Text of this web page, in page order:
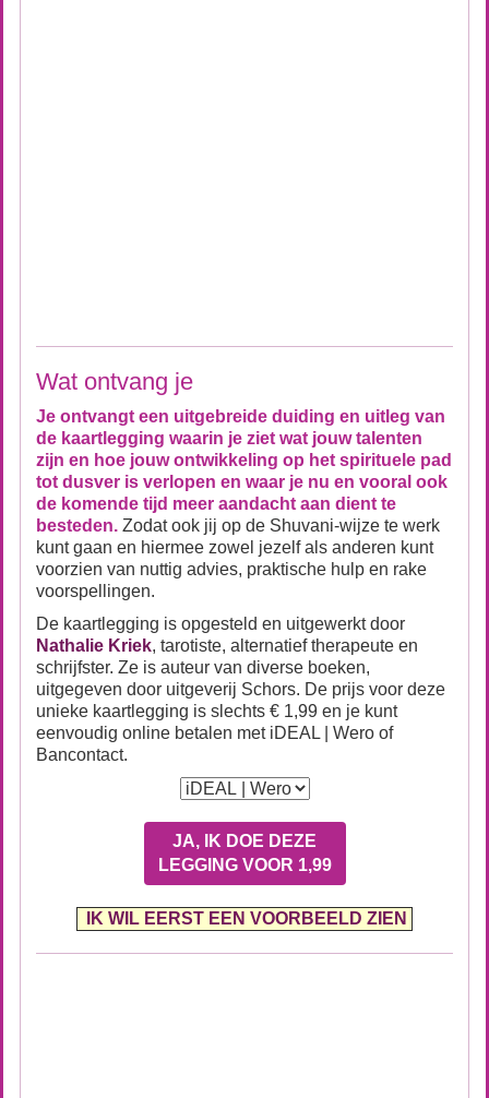
Wat ontvang je
Je ontvangt een uitgebreide duiding en uitleg van
de kaartlegging waarin je ziet wat jouw talenten
zijn en hoe jouw ontwikkeling op het spirituele pad
tot dusver is verlopen en waar je nu en vooral ook
de komende tijd meer aandacht aan dient te
besteden. Zodat ook jij op de Shuvani-wijze te werk
kunt gaan en hiermee zowel jezelf als anderen kunt
voorzien van nuttig advies, praktische hulp en rake
voorspellingen.
De kaartlegging is opgesteld en uitgewerkt door
Nathalie Kriek, tarotiste, alternatief therapeute en
schrijfster. Ze is auteur van diverse boeken,
uitgegeven door uitgeverij Schors. De prijs voor deze
unieke kaartlegging is slechts € 1,99 en je kunt
eenvoudig online betalen met iDEAL | Wero of
Bancontact.
JA, IK DOE DEZE
LEGGING VOOR 1,99
IK WIL EERST EEN VOORBEELD ZIEN